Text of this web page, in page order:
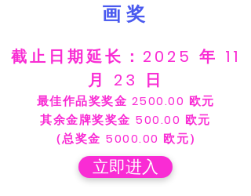
画奖
截止日期延长：2025 年 11
月 23 日
最佳作品奖奖金 2500.00 欧元
其余金牌奖奖金 500.00 欧元
（总奖金 5000.00 欧元）
立即进入